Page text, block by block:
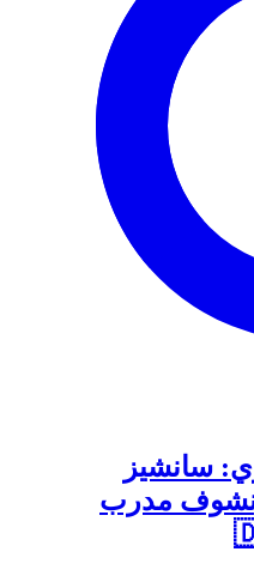
سانشيز
مدرب